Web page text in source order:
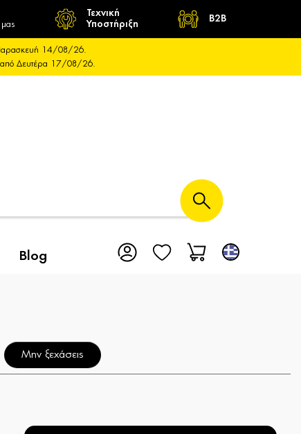
μας
Τεχνική
Υποστήριξη
B2B
Παρασκευή 14/08/26.
από Δευτέρα 17/08/26.
Blog
Μην ξεχάσεις